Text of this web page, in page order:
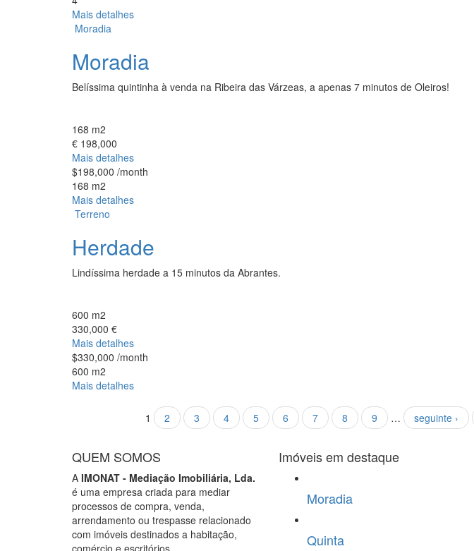
Mais detalhes
Moradia
Moradia
Belíssima quintinha à venda na Ribeira das Várzeas, a apenas 7 minutos de Oleiros!
168 m2
€ 198,000
Mais detalhes
$198,000 /month
168 m2
Mais detalhes
Terreno
Herdade
Lindíssima herdade a 15 minutos da Abrantes.
600 m2
330,000 €
Mais detalhes
$330,000 /month
600 m2
Mais detalhes
Páginas1 2 3 4 5 6 7 8 9 … seguinte ›
QUEM SOMOS
A IMONAT - Mediação Imobiliária, Lda.
é uma empresa criada para mediar
processos de compra, venda,
arrendamento ou trespasse relacionado
com imóveis destinados a habitação,
comércio e escritórios.
Imóveis em destaque
Moradia
Quinta